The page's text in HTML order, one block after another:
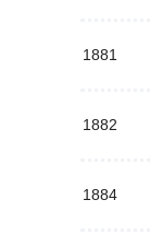
1881
1882
1884